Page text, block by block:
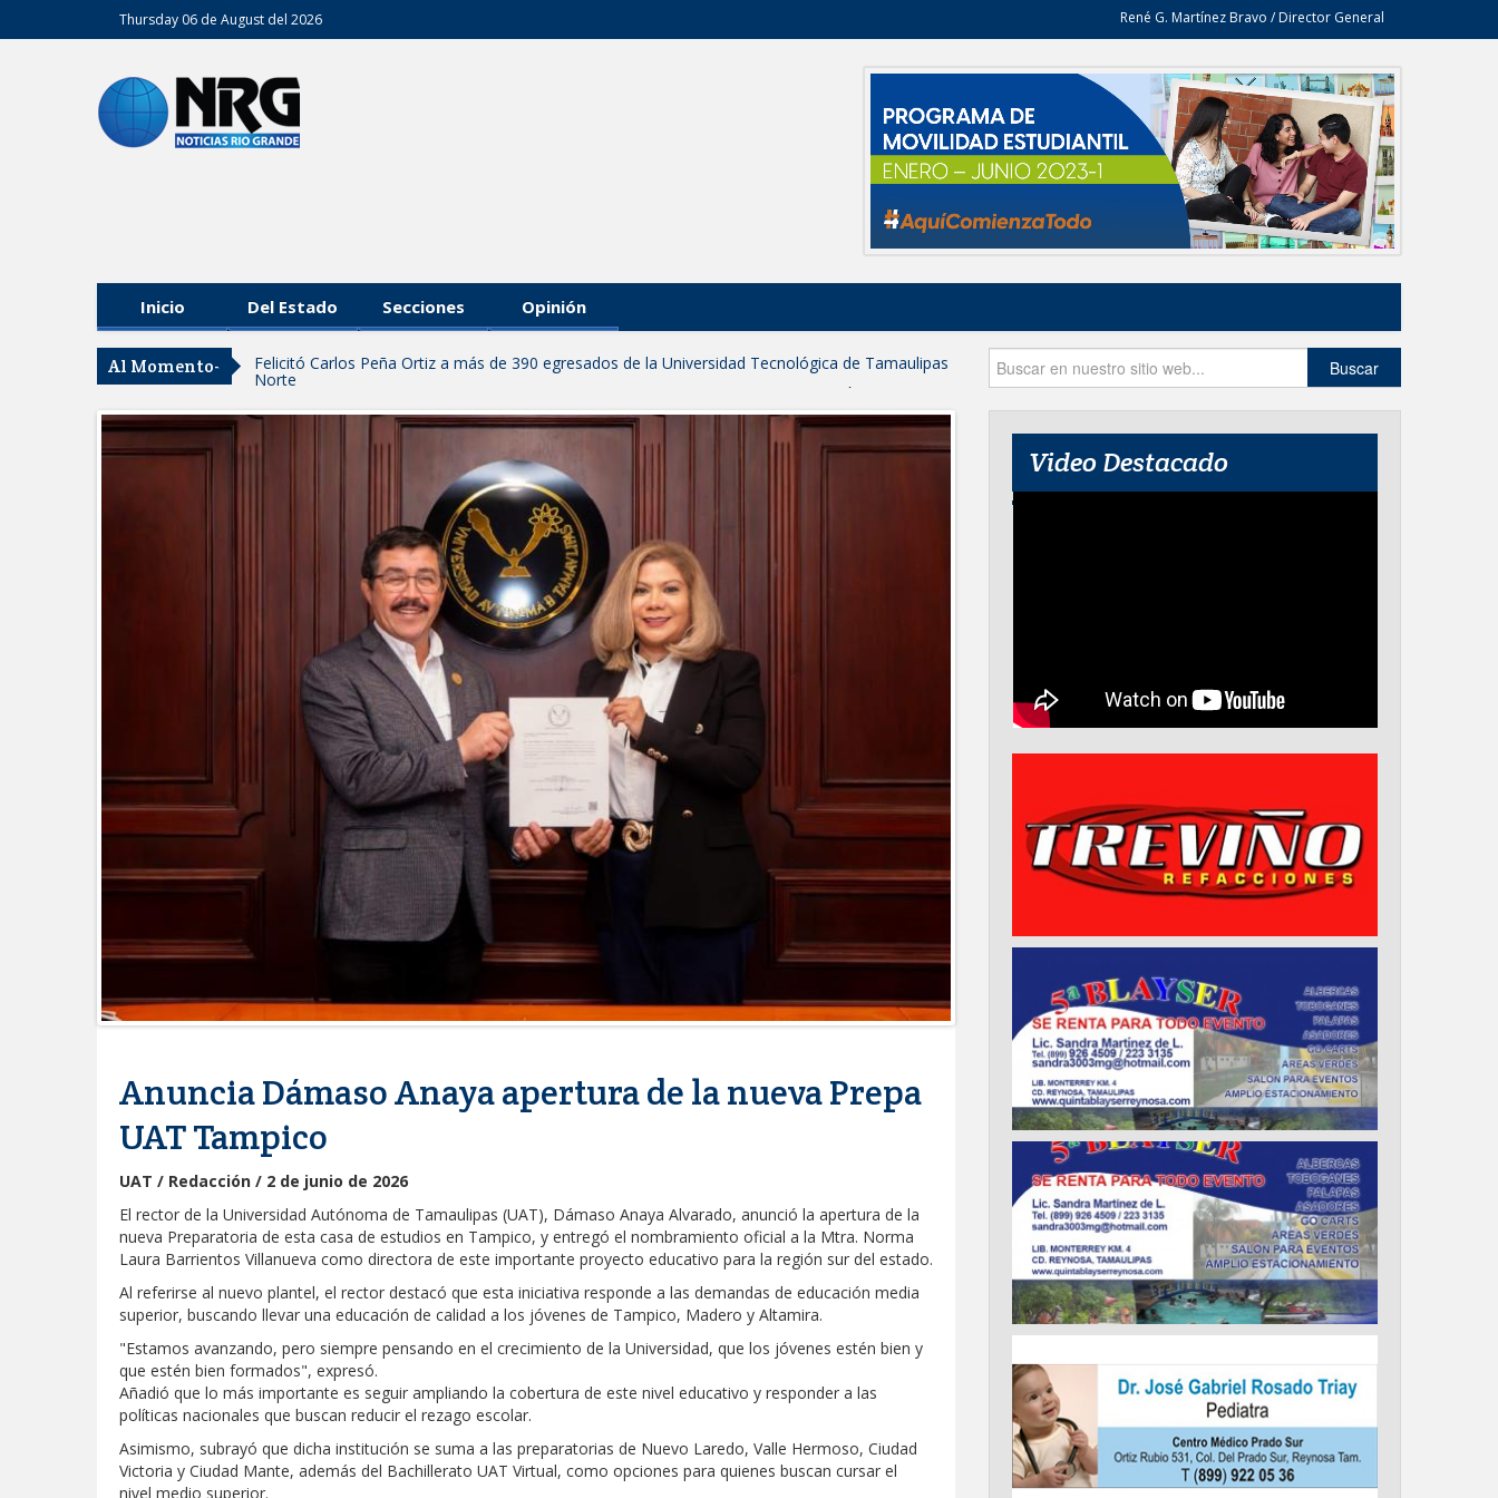
Thursday 06 de August del 2026 René G. Martínez Bravo / Director General
Inicio Del Estado Secciones Opinión
Al Momento- Felicitó Carlos Peña Ortiz a más de 390 egresados de la Universidad Tecnológica de Tamaulipas
Norte
GARANTIZAR UN MEJOR SERVICIO DE AGUA POTABLE
Facilita DIF Tamaulipas trámite de credencial y placas de circulación para personas con
discapacidad
CARMEN LILIA CANTUROSAS CONSOLIDA A NUEVO LAREDO COMO REFERENTE DE ENERGÍA
Destacó Alcalde Carlos Peña Ortiz respuesta inmediata de servicios municipales ante tormenta
La UAT, Gobierno del Estado y ganaderos consolidan proyecto “Carne Tam
GOBIERNO MUNICIPAL INVITA A CAMPAÑA DE TAMIZAJE AUDITIVO GRATUITO PARA RECIÉN
NACIDOS EN CLÍNICA UNE NUEVA ERA
Entregó Carlos Peña Ortiz apoyos de "Mamá Luchona", acompañado por la Senadora Maki
Esther Ortiz Domínguez
Instala Sector Salud Comité Estatal de Calidad en Salud para garantizar un trato digno y
humanitario a los pacientes
GOBIERNO MUNICIPAL LLEVARÁ “PRESIDENCIA CERQUITA DE TI” A LAS COLONIAS JARDÍN Y
SAN RAFAEL
Atiende Gobierno de Reynosa reportes ciudadanos
ATIENDE COMAPA MÁS DE 1800 REPORTES RECIBIDOS A TRAVÉS DEL 073 DURANTE JULIO
Llevó Carlos Peña Ortiz programa Subsidio del Agua a Valle Soleado
Prepara DIF Tamaulipas actividades para conmemorar el mes de las personas adultas mayores
ESCUELA DE MÚSICA DEL SISTEMA DIF ABRE INSCRIPCIONES PARA EL CICLO AGOSTO-
Disney reconoce a nivel mundial talento de estudiante de la UAT
Visitó Alcalde a vecinos de Balcones de Alcalá con programa Subsidio del Agua
Tamaulipas sigue impulsando una agenda de infraestructura con sentido humanista
DIRECCIÓN DE DESARROLLO RURAL APOYA A GANADEROS DE NUEVO LAREDO ANTE LA
Impulsa STPS ferias del empleo para jóvenes en tres regiones de Tamaulipas
Buscar
Anuncia Dámaso Anaya apertura de la nueva Prepa
UAT Tampico
UAT / Redacción / 2 de junio de 2026
El rector de la Universidad Autónoma de Tamaulipas (UAT), Dámaso Anaya Alvarado, anunció la apertura de la
nueva Preparatoria de esta casa de estudios en Tampico, y entregó el nombramiento oficial a la Mtra. Norma
Laura Barrientos Villanueva como directora de este importante proyecto educativo para la región sur del estado.
Al referirse al nuevo plantel, el rector destacó que esta iniciativa responde a las demandas de educación media
superior, buscando llevar una educación de calidad a los jóvenes de Tampico, Madero y Altamira.
"Estamos avanzando, pero siempre pensando en el crecimiento de la Universidad, que los jóvenes estén bien y
que estén bien formados", expresó.
Añadió que lo más importante es seguir ampliando la cobertura de este nivel educativo y responder a las
políticas nacionales que buscan reducir el rezago escolar.
Asimismo, subrayó que dicha institución se suma a las preparatorias de Nuevo Laredo, Valle Hermoso, Ciudad
Victoria y Ciudad Mante, además del Bachillerato UAT Virtual, como opciones para quienes buscan cursar el
nivel medio superior.
Video Destacado